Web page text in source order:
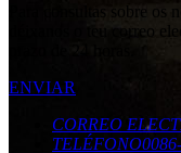
Para consultas sobre os
déixanos o teu correo
ENVIAR
CORREO
TELÉFONO